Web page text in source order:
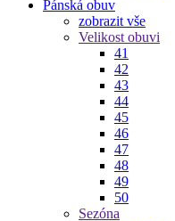
Pánská obuv
zobrazit vše
Velikost obuvi
41
42
43
44
45
46
47
48
49
50
Sezóna